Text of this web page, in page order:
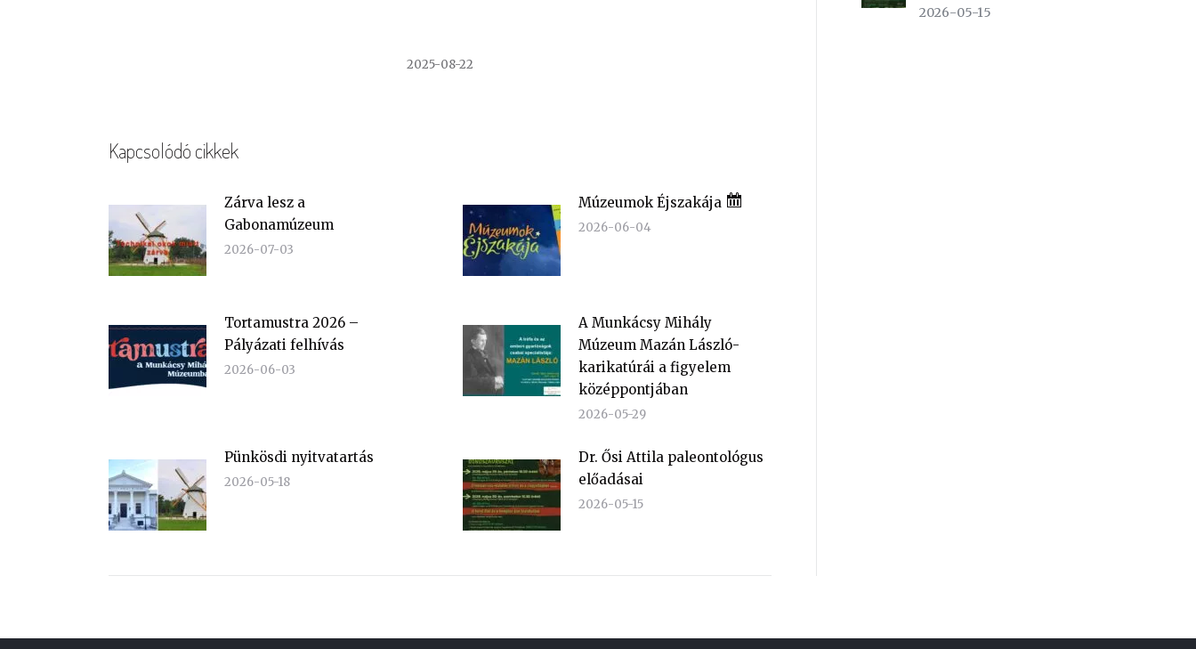
2025-08-22
Kapcsolódó cikkek
Zárva lesz a
Gabonamúzeum
2026-07-03
Múzeumok Éjszakája
2026-06-04
Tortamustra 2026 –
Pályázati felhívás
2026-06-03
A Munkácsy Mihály
Múzeum Mazán László-
karikatúrái a figyelem
középpontjában
2026-05-29
Pünkösdi nyitvatartás
2026-05-18
Dr. Ősi Attila paleontológus
előadásai
2026-05-15
2026-05-15